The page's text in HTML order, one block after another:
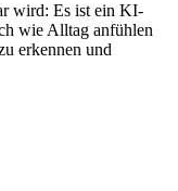
wird: Es ist ein KI-
wie Alltag anfühlen
erkennen und